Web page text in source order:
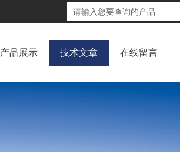
产品展示 技术文章 在线留言